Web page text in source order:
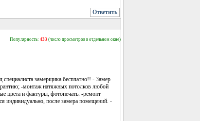
Ответить
Популярность: 433 (число просмотров в отдельном окне)
замерщика бесплатно!! - Замер
-монтаж натяжных потолков любой
цвета и фактуры, фотопечать. -ремонт
индивидуально, после замера помещений. -